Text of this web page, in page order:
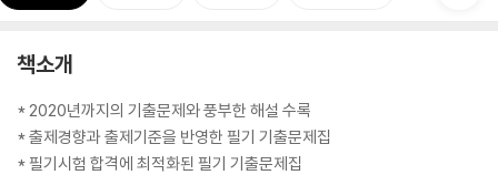
책소개
* 2020년까지의 기출문제와 풍부한 해설 수록
* 출제경향과 출제기준을 반영한 필기 기출문제집
* 필기시험 합격에 최적화된 필기 기출문제집